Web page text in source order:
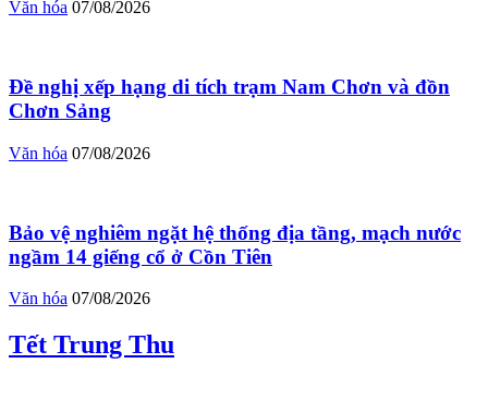
Văn hóa 07/08/2026
Đề nghị xếp hạng di tích trạm Nam Chơn và đồn
Chơn Sảng
Văn hóa 07/08/2026
Bảo vệ nghiêm ngặt hệ thống địa tầng, mạch nước
ngầm 14 giếng cổ ở Cồn Tiên
Văn hóa 07/08/2026
Tết Trung Thu